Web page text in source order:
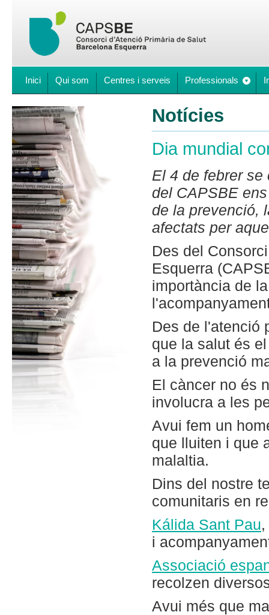
Inici Qui som Centres i serveis Professionals
Notícies
Dia mundial
El 4 de febrer
del CAPSBE
de la prevenció,
afectats per
Des del
Esquerra
importància de
Des de l'atenció
que la salut és
a la prevenció
El càncer no és
involucra a les
Avui fem un
que lluiten i que
malaltia.
Dins del nostre
comunitaris en
Kálida Sant Pau
i
Associació
recolzen
Avui més que